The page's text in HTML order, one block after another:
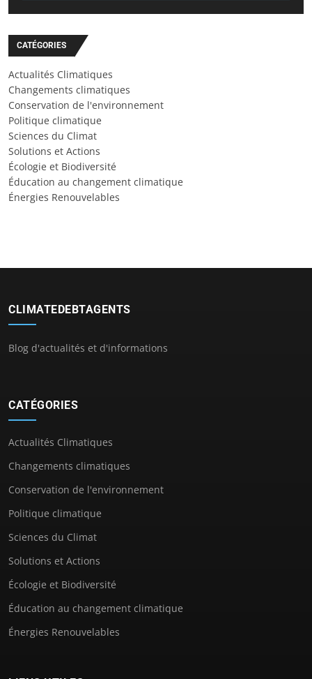
CATÉGORIES
Actualités Climatiques
Changements climatiques
Conservation de l'environnement
Politique climatique
Sciences du Climat
Solutions et Actions
Écologie et Biodiversité
Éducation au changement climatique
Énergies Renouvelables
CLIMATEDEBTAGENTS
Blog d'actualités et d'informations
CATÉGORIES
Actualités Climatiques
Changements climatiques
Conservation de l'environnement
Politique climatique
Sciences du Climat
Solutions et Actions
Écologie et Biodiversité
Éducation au changement climatique
Énergies Renouvelables